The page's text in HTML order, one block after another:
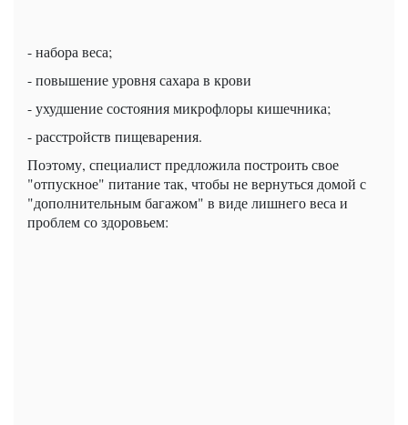
- набора веса;
- повышение уровня сахара в крови
- ухудшение состояния микрофлоры кишечника;
- расстройств пищеварения.
Поэтому, специалист предложила построить свое
"отпускное" питание так, чтобы не вернуться домой с
"дополнительным багажом" в виде лишнего веса и
проблем со здоровьем: